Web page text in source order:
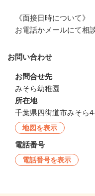
《面接日時について》
お電話かメールにて相
お問い合わせ
お問合せ先
みそら幼稚園
所在地
千葉県四街道市みそら
地図を表示
電話番号
電話番号を表示